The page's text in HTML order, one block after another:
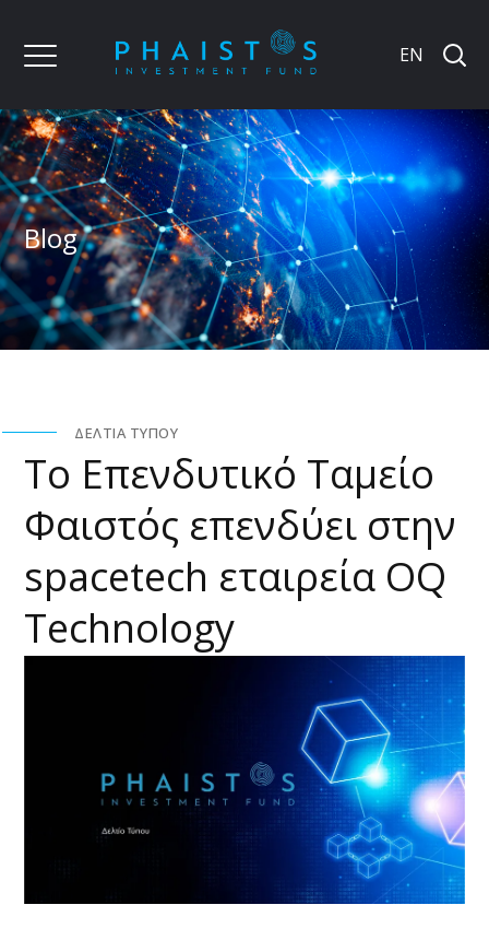
EN
Blog
ΔΕΛΤΊΑ ΤΎΠΟΥ
Το Επενδυτικό Ταμείο
Φαιστός επενδύει στην
spacetech εταιρεία OQ
Technology